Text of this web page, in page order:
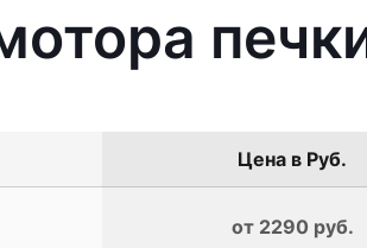
Цена в Руб.
от 2290 руб.